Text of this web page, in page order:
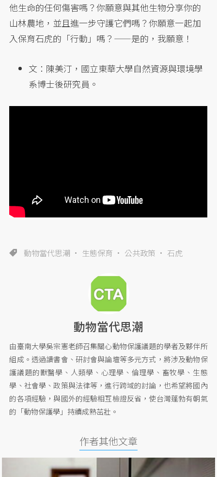
他生命的任何傷害嗎？你願意與其他生物分享你的
山林農地，並且進一步守護它們嗎？你願意一起加
入保育石虎的「行動」嗎？——是的，我願意！
文：陳美汀，國立東華大學自然資源與環境學
系博士後研究員。
動物當代思潮 生態保育 公共政策 石虎
動物當代思潮
由臺南大學吳宗憲老師召集關心動物保護議題的學者及夥伴所
組成。透過讀書會、研討會與論壇等多元方式，將涉及動物保
護議題的獸醫學、人類學、心理學、倫理學、畜牧學、生態
學、社會學、政策與法律等，進行跨域的討論，也希望將國內
的各項經驗，與國外的經驗相互檢證反省，使台灣蓬勃有朝氣
的「動物保護學」持續成熟茁壯。
作者其他文章